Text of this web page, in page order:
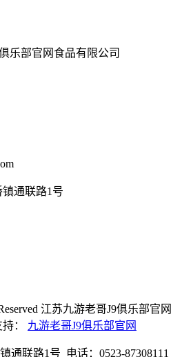
乐部官网食品有限公司
通联路1号
江苏九游老哥J9俱乐部官网
： 九游老哥J9俱乐部官网
通联路1号 电话：0523-87308111